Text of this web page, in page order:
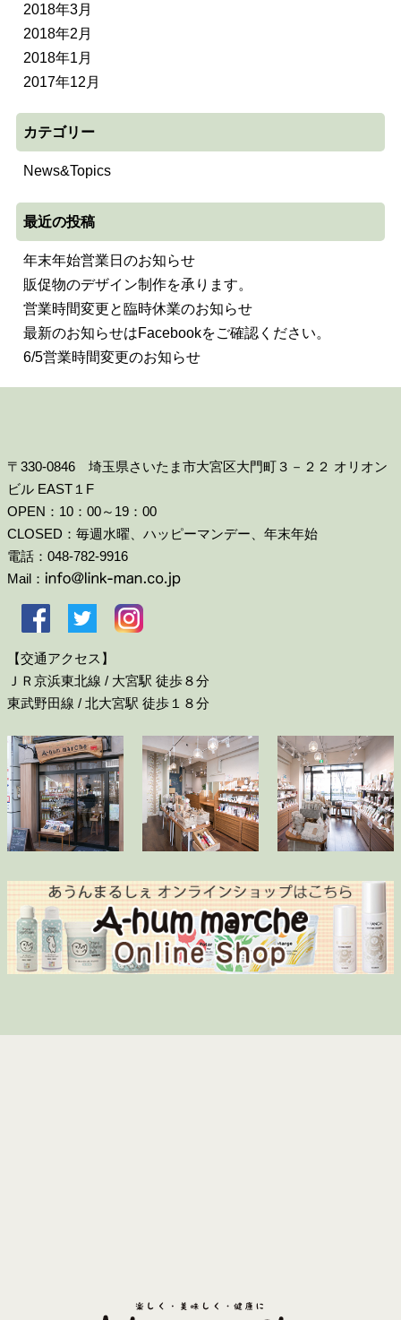
2018年3月
2018年2月
2018年1月
2017年12月
カテゴリー
News&Topics
最近の投稿
年末年始営業日のお知らせ
販促物のデザイン制作を承ります。
営業時間変更と臨時休業のお知らせ
最新のお知らせはFacebookをご確認ください。
6/5営業時間変更のお知らせ
〒330-0846 埼玉県さいたま市大宮区大門町３－２２ オリオン
ビル EAST１F
OPEN：10：00～19：00
CLOSED：毎週水曜、ハッピーマンデー、年末年始
電話：048-782-9916
Mail：
【交通アクセス】
ＪＲ京浜東北線 / 大宮駅 徒歩８分
東武野田線 / 北大宮駅 徒歩１８分